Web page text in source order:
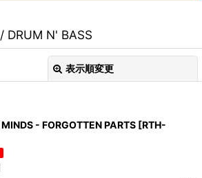
DRUM N' BASS
表示順変更
- FORGOTTEN PARTS [RTH-